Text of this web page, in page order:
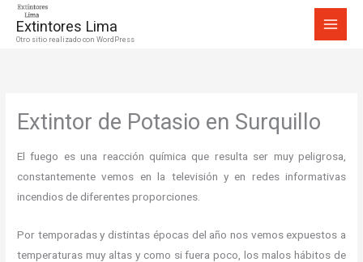
Extintores Lima
Otro sitio realizado con WordPress
Extintor de Potasio en Surquillo
El fuego es una reacción química que resulta ser muy peligrosa,
constantemente vemos en la televisión y en redes informativas
incendios de diferentes proporciones.
Por temporadas y distintas épocas del año nos vemos expuestos a
temperaturas muy altas y como si fuera poco, los malos hábitos de